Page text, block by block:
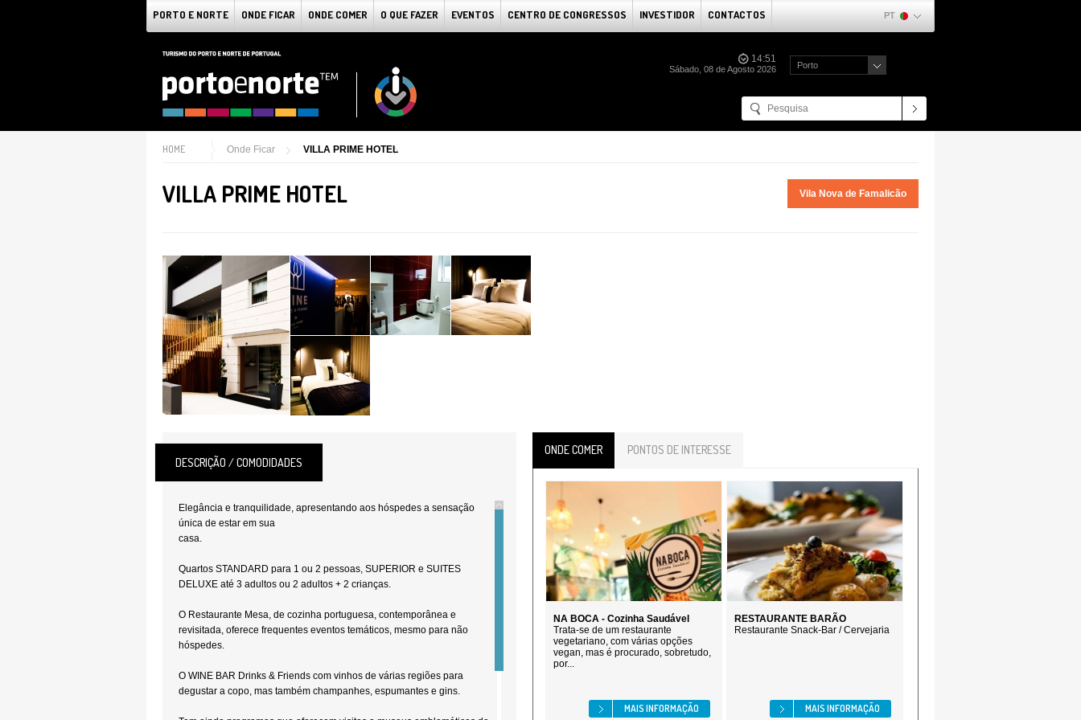
PORTO E NORTE ONDE FICAR ONDE COMER O QUE FAZER EVENTOS CENTRO DE CONGRESSOS INVESTIDOR CONTACTOS PT
14:51
Sábado, 08 de Agosto 2026 Porto
HOME Onde Ficar VILLA PRIME HOTEL
VILLA PRIME HOTEL Vila Nova de Famalicão
DESCRIÇÃO / COMODIDADES
Elegância e tranquilidade, apresentando aos hóspedes a sensação
única de estar em sua
casa.
Quartos STANDARD para 1 ou 2 pessoas, SUPERIOR e SUITES
DELUXE até 3 adultos ou 2 adultos + 2 crianças.
O Restaurante Mesa, de cozinha portuguesa, contemporânea e
revisitada, oferece frequentes eventos temáticos, mesmo para não
hóspedes.
O WINE BAR Drinks & Friends com vinhos de várias regiões para
degustar a copo, mas também champanhes, espumantes e gins.
ONDE COMER PONTOS DE INTERESSE
NA BOCA - Cozinha Saudável
Trata-se de um restaurante
vegetariano, com várias opções
vegan, mas é procurado, sobretudo,
por...
MAIS INFORMAÇÃO
RESTAURANTE BARÃO
Restaurante Snack-Bar / Cervejaria
MAIS INFORMAÇÃO